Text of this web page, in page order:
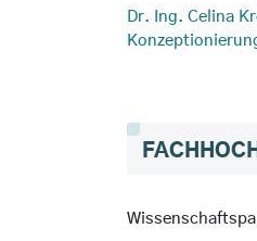
Dr. Ing. Celina